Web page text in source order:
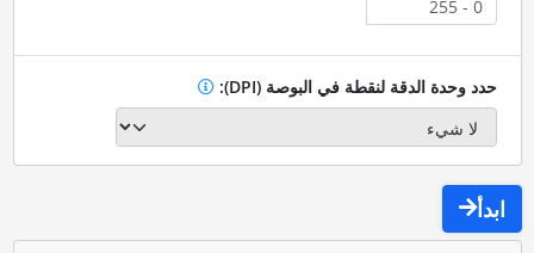
حدد وحدة الدقة لنقطة في البوصة (DPI):
ابدأ